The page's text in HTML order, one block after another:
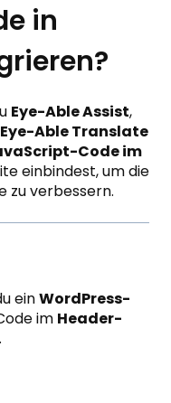
in
Eye-Able Assist,
Eye-Able Translate
Code im
einbindest, um die
zu verbessern.
einWordPress-
im Header-